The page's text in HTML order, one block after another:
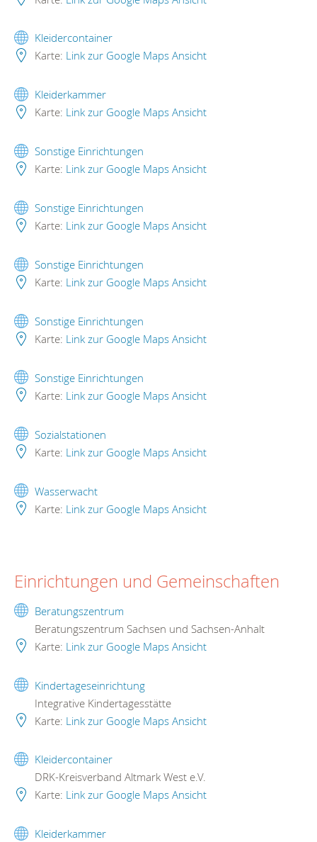
Kleidercontainer
Karte: Link zur Google Maps Ansicht
Kleiderkammer
Karte: Link zur Google Maps Ansicht
Sonstige Einrichtungen
Karte: Link zur Google Maps Ansicht
Sonstige Einrichtungen
Karte: Link zur Google Maps Ansicht
Sonstige Einrichtungen
Karte: Link zur Google Maps Ansicht
Sonstige Einrichtungen
Karte: Link zur Google Maps Ansicht
Sonstige Einrichtungen
Karte: Link zur Google Maps Ansicht
Sozialstationen
Karte: Link zur Google Maps Ansicht
Wasserwacht
Karte: Link zur Google Maps Ansicht
Einrichtungen und Gemeinschaften
Beratungszentrum
Beratungszentrum Sachsen und Sachsen-Anhalt
Karte: Link zur Google Maps Ansicht
Kindertageseinrichtung
Integrative Kindertagesstätte
Karte: Link zur Google Maps Ansicht
Kleidercontainer
DRK-Kreisverband Altmark West e.V.
Karte: Link zur Google Maps Ansicht
Kleiderkammer